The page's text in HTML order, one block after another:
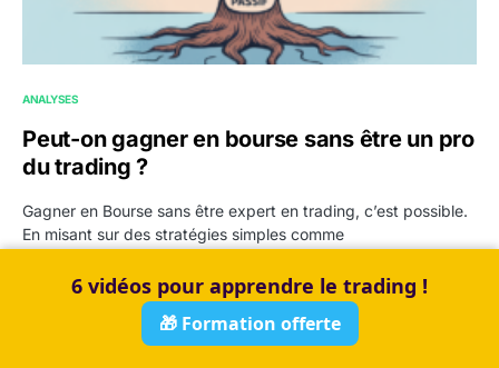
ANALYSES
Peut-on gagner en bourse sans être un pro
du trading ?
Gagner en Bourse sans être expert en trading, c’est possible.
En misant sur des stratégies simples comme
Christopher LFT 29 mai 2025
6 vidéos pour apprendre le trading !
🎁 Formation offerte